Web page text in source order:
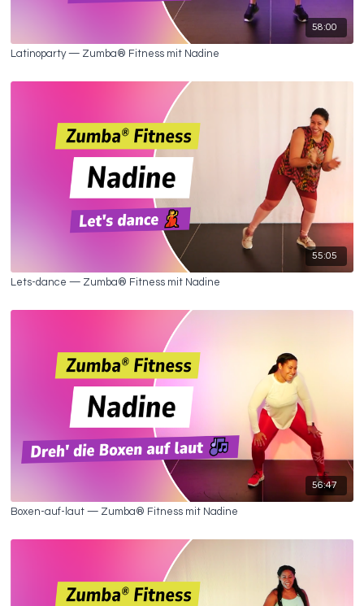
58:00
Latinoparty — Zumba® Fitness mit Nadine
55:05
Lets-dance — Zumba® Fitness mit Nadine
56:47
Boxen-auf-laut — Zumba® Fitness mit Nadine